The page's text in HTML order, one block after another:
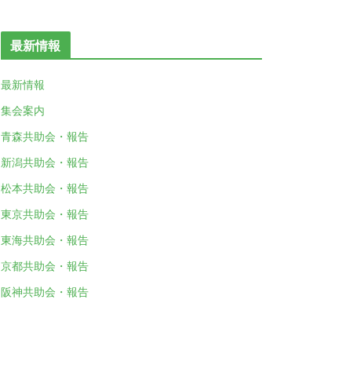
最新情報
最新情報
集会案内
青森共助会・報告
新潟共助会・報告
松本共助会・報告
東京共助会・報告
東海共助会・報告
京都共助会・報告
阪神共助会・報告